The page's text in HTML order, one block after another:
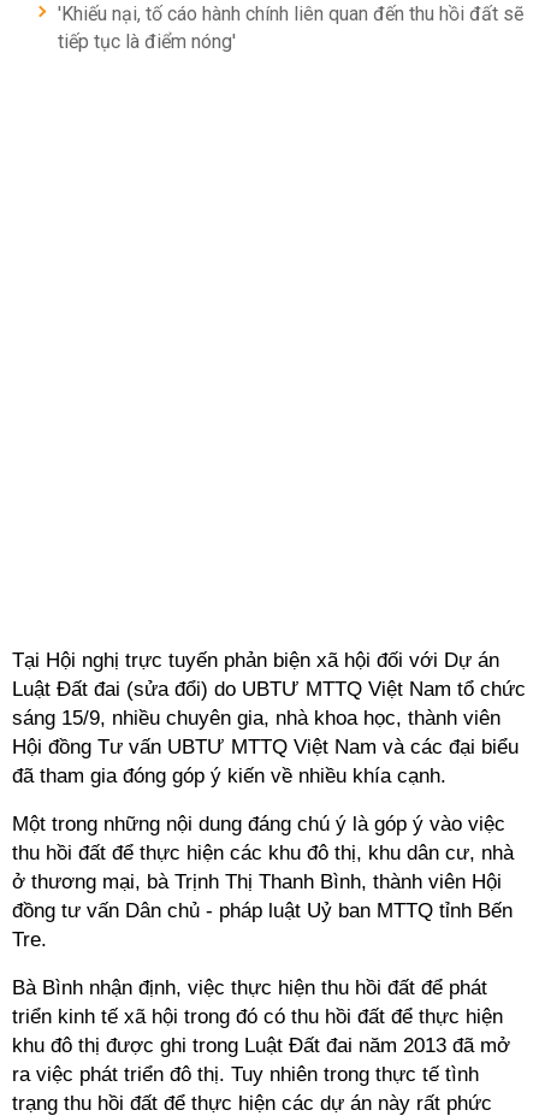
'Khiếu nại, tố cáo hành chính liên quan đến thu hồi đất sẽ
tiếp tục là điểm nóng'
Tại Hội nghị trực tuyến phản biện xã hội đối với Dự án
Luật Đất đai (sửa đổi) do UBTƯ MTTQ Việt Nam tổ chức
sáng 15/9, nhiều chuyên gia, nhà khoa học, thành viên
Hội đồng Tư vấn UBTƯ MTTQ Việt Nam và các đại biểu
đã tham gia đóng góp ý kiến về nhiều khía cạnh.
Một trong những nội dung đáng chú ý là góp ý vào việc
thu hồi đất để thực hiện các khu đô thị, khu dân cư, nhà
ở thương mại, bà Trịnh Thị Thanh Bình, thành viên Hội
đồng tư vấn Dân chủ - pháp luật Uỷ ban MTTQ tỉnh Bến
Tre.
Bà Bình nhận định, việc thực hiện thu hồi đất để phát
triển kinh tế xã hội trong đó có thu hồi đất để thực hiện
khu đô thị được ghi trong Luật Đất đai năm 2013 đã mở
ra việc phát triển đô thị. Tuy nhiên trong thực tế tình
trạng thu hồi đất để thực hiện các dự án này rất phức